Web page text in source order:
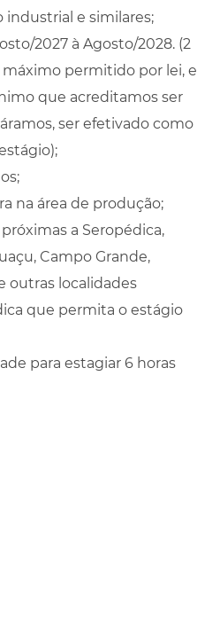
industrial e similares;
2027 à Agosto/2028. (2
máximo permitido por lei, e
que acreditamos ser
ser efetivado como
na área de produção;
a Seropédica,
Campo Grande,
outras localidades
que permita o estágio
para estagiar 6 horas